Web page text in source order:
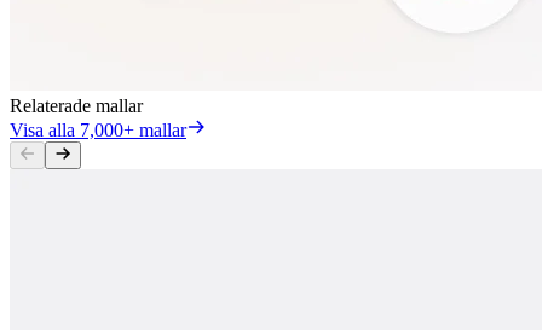
Relaterade mallar
Visa alla 7,000+ mallar